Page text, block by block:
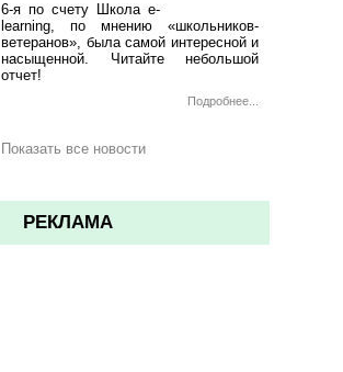
6-я по счету Школа e-
learning, по мнению «школьников-
ветеранов», была самой интересной и
насыщенной. Читайте небольшой
отчет!
Подробнее...
Показать все новости
РЕКЛАМА